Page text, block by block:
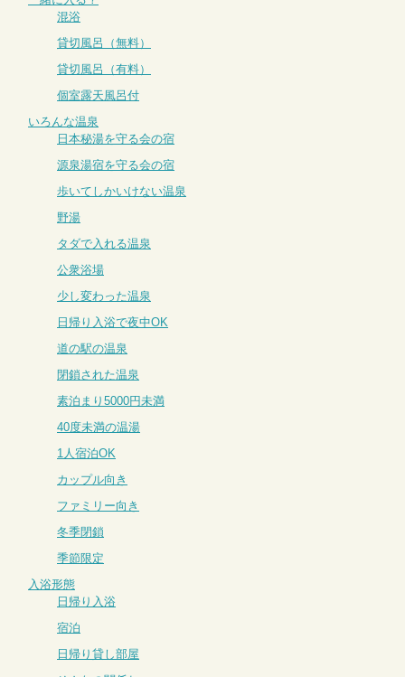
混浴
貸切風呂（無料）
貸切風呂（有料）
個室露天風呂付
いろんな温泉
日本秘湯を守る会の宿
源泉湯宿を守る会の宿
歩いてしかいけない温泉
野湯
タダで入れる温泉
公衆浴場
少し変わった温泉
日帰り入浴で夜中OK
道の駅の温泉
閉鎖された温泉
素泊まり5000円未満
40度未満の温湯
1人宿泊OK
カップル向き
ファミリー向き
冬季閉鎖
季節限定
入浴形態
日帰り入浴
宿泊
日帰り貸し部屋